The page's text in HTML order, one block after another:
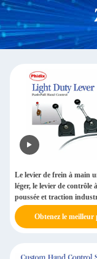
Le levier de frein à main
léger, le levier de contrôle
poussée et traction
Obtenez le meilleur